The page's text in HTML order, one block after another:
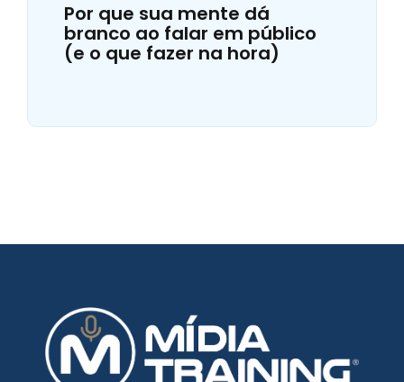
Por que sua mente dá
branco ao falar em público
(e o que fazer na hora)